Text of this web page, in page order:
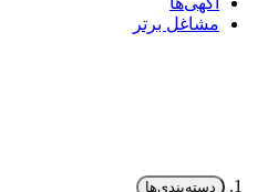
مشاغل برتر
دسته‌بندی‌ها